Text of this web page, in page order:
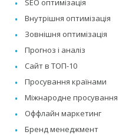
Внутрішня оптимізація
Зовнішня оптимізація
Прогноз і аналіз
Сайт в ТОП-10
Просування країнами
Міжнародне просування
Оффлайн маркетинг
Бренд менеджмент